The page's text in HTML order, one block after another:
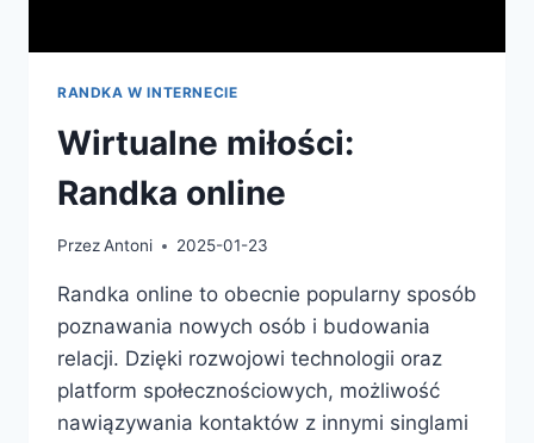
RANDKA W INTERNECIE
Wirtualne miłości:
Randka online
PrzezAntoni 2025-01-23
Randka online to obecnie popularny sposób
poznawania nowych osób i budowania
relacji. Dzięki rozwojowi technologii oraz
platform społecznościowych, możliwość
nawiązywania kontaktów z innymi singlami